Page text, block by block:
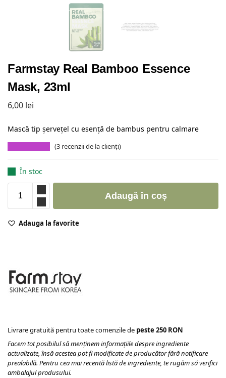
Farmstay Real Bamboo Essence
Mask, 23ml
6,00 lei
Mască tip șervețel cu esență de bambus pentru calmare
(3 recenzii de la clienți)
În stoc
Adaugă în coș
Adauga la favorite
Livrare gratuită pentru toate comenzile de peste 250 RON
Facem tot posibilul să menținem informațiile despre ingrediente
actualizate, însă acestea pot fi modificate de producător fără notificare
prealabilă. Pentru cea mai recentă listă de ingrediente, te rugăm să verifici
ambalajul produsului.